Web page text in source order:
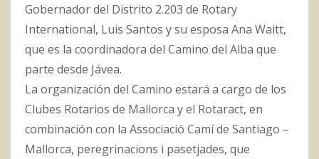
Gobernador del Distrito 2.203 de Rotary
International, Luis Santos y su esposa Ana Waitt,
que es la coordinadora del Camino del Alba que
parte desde Jávea.
La organización del Camino estará a cargo de los
Clubes Rotarios de Mallorca y el Rotaract, en
combinación con la Associació Camí de Santiago –
Mallorca, peregrinacions i pasetjades, que